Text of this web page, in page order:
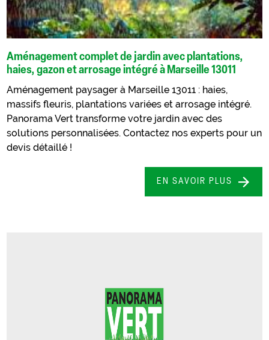
Aménagement complet de jardin avec plantations,
haies, gazon et arrosage intégré à Marseille 13011
Aménagement paysager à Marseille 13011 : haies,
massifs fleuris, plantations variées et arrosage intégré.
Panorama Vert transforme votre jardin avec des
solutions personnalisées. Contactez nos experts pour un
devis détaillé !
EN SAVOIR PLUS